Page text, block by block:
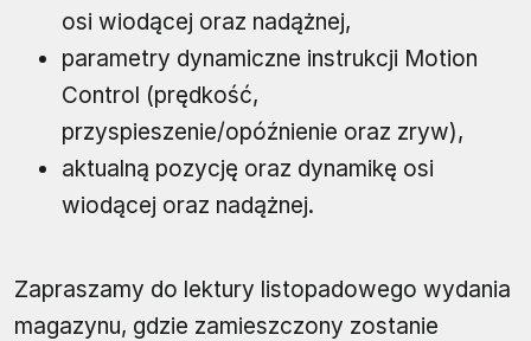
osi wiodącej oraz nadążnej,
parametry dynamiczne instrukcji Motion
Control (prędkość,
przyspieszenie/opóźnienie oraz zryw),
aktualną pozycję oraz dynamikę osi
wiodącej oraz nadążnej.
Zapraszamy do lektury listopadowego wydania
magazynu, gdzie zamieszczony zostanie